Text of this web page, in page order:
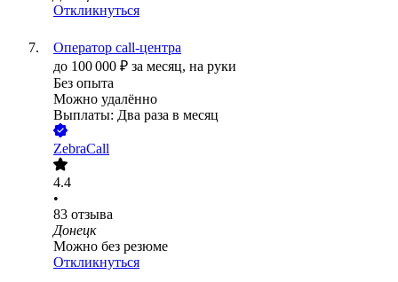
Откликнуться
Оператор call-центра
до 100 000 ₽ за месяц, на руки
Без опыта
Можно удалённо
Выплаты: Два раза в месяц
ZebraCall
4.4
•
83 отзыва
Донецк
Можно без резюме
Откликнуться